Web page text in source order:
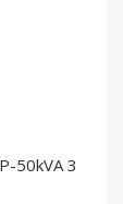
50kVA 3